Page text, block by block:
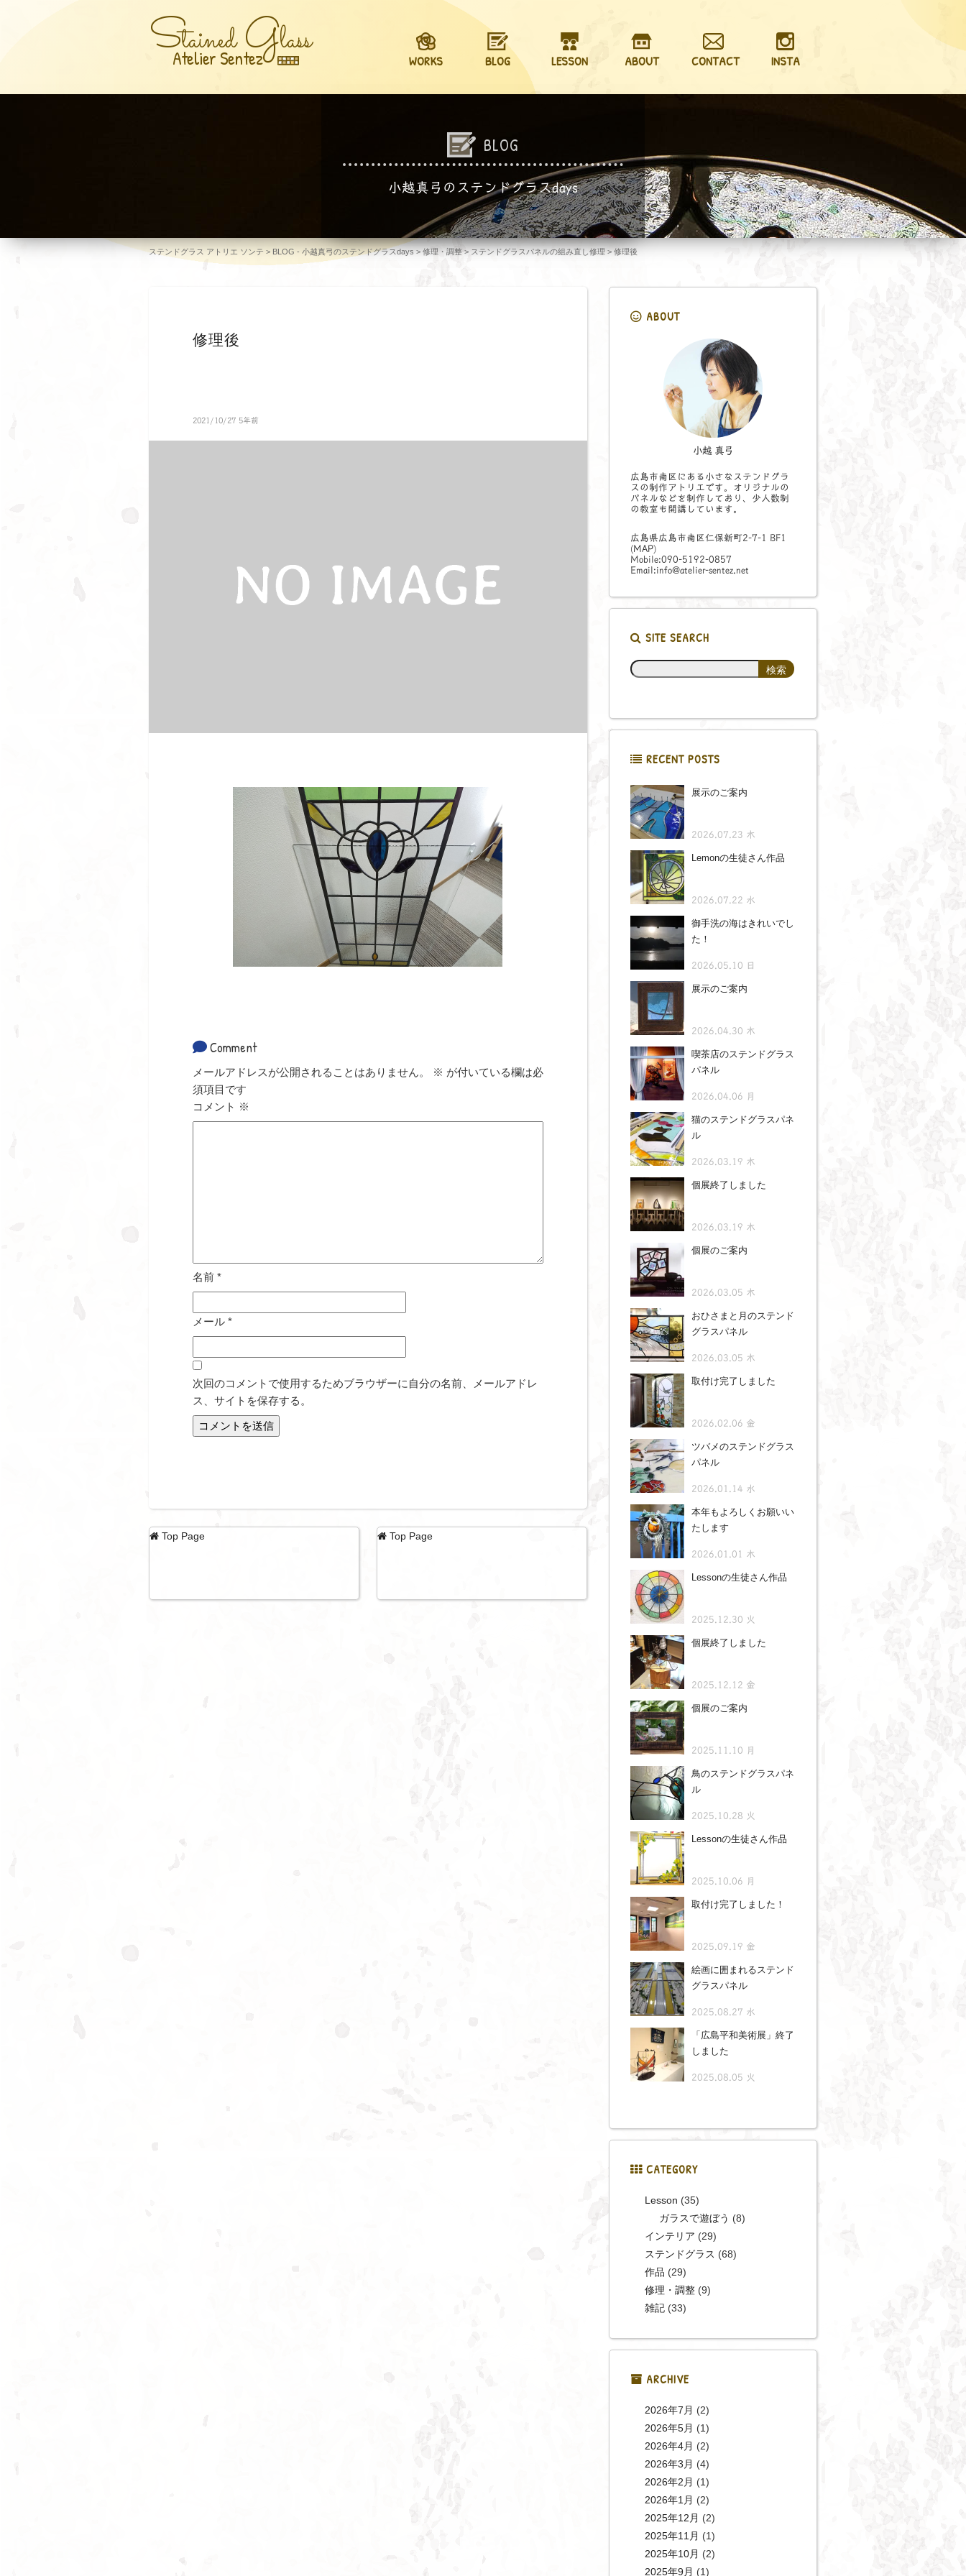
Stained Glass
Atelier Sentez WORKS BLOG LESSON ABOUT CONTACT INSTA
BLOG
小越真弓のステンドグラスdays
ステンドグラス アトリエ ソンテ > BLOG - 小越真弓のステンドグラスdays > 修理・調整> ステンドグラスパネルの組み直し修理 >修理後
修理後
2021/10/27 5年前
Comment
メールアドレスが公開されることはありません。 ※ が付いている欄は必
須項目です
コメント ※
名前 *
メール *
次回のコメントで使用するためブラウザーに自分の名前、メールアドレ
ス、サイトを保存する。
Top Page Top Page
ABOUT
小越 真弓
広島市南区にある小さなステンドグラ
スの制作アトリエです。オリジナルの
パネルなどを制作しており、少人数制
の教室も開講しています。
広島県広島市南区仁保新町2-7-1 BF1
(MAP)
Mobile:090-5192-0857
Email:info@atelier-sentez.net
SITE SEARCH
RECENT POSTS
展示のご案内
2026.07.23 木
Lemonの生徒さん作品
2026.07.22 水
御手洗の海はきれいでし
た！
2026.05.10 日
展示のご案内
2026.04.30 木
喫茶店のステンドグラス
パネル
2026.04.06 月
猫のステンドグラスパネ
ル
2026.03.19 木
個展終了しました
2026.03.19 木
個展のご案内
2026.03.05 木
おひさまと月のステンド
グラスパネル
2026.03.05 木
取付け完了しました
2026.02.06 金
ツバメのステンドグラス
パネル
2026.01.14 水
本年もよろしくお願いい
たします
2026.01.01 木
Lessonの生徒さん作品
2025.12.30 火
個展終了しました
2025.12.12 金
個展のご案内
2025.11.10 月
鳥のステンドグラスパネ
ル
2025.10.28 火
Lessonの生徒さん作品
2025.10.06 月
取付け完了しました！
2025.09.19 金
絵画に囲まれるステンド
グラスパネル
2025.08.27 水
「広島平和美術展」終了
しました
2025.08.05 火
CATEGORY
Lesson (35)
ガラスで遊ぼう (8)
インテリア (29)
ステンドグラス (68)
作品 (29)
修理・調整(9)
雑記(33)
ARCHIVE
2026年7月 (2)
2026年5月 (1)
2026年4月 (2)
2026年3月 (4)
2026年2月 (1)
2026年1月 (2)
2025年12月 (2)
2025年11月 (1)
2025年10月 (2)
2025年9月 (1)